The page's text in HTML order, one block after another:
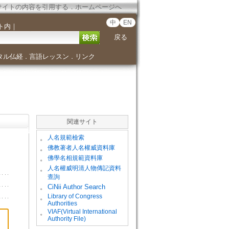
イトの内容を引用する．ホームページへ
内 ｜ 中 EN
戻る
ル仏経． 言語レッスン ． リンク
関連サイト
。 人名規範檢索
。 佛教著者人名權威資料庫
。 佛學名相規範資料庫
。
人名權威明清人物傳記資料
查詢
。
CiNii Author Search
。
Library of Congress
Authorities
。
VIAF(Virtual International
Authority File)